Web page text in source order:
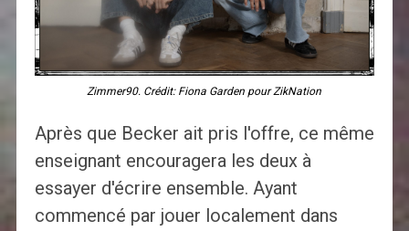
Zimmer90. Crédit: Fiona Garden pour ZikNation
Après que Becker ait pris l'offre, ce même
enseignant encouragera les deux à
essayer d'écrire ensemble. Ayant
commencé par jouer localement dans